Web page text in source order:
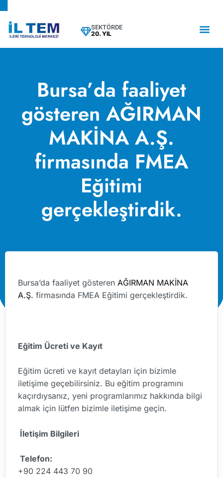
SEKTÖRDE
20. YIL
Bursa’da faaliyet
gösteren AĞIRMAN
MAKİNA A.Ş.
firmasında FMEA
Eğitimi
gerçekleştirdik.
Bursa’da faaliyet gösteren AĞIRMAN MAKİNA
A.Ş. firmasında FMEA Eğitimi gerçekleştirdik.
Eğitim Ücreti ve Kayıt
Eğitim ücreti ve kayıt detayları için bizimle
iletişime geçebilirsiniz. Bu eğitim programını
kaçırdıysanız, yeni programlarımız hakkında bilgi
almak için lütfen bizimle iletişime geçin.
İletişim Bilgileri
Telefon:
+90 224 443 70 90